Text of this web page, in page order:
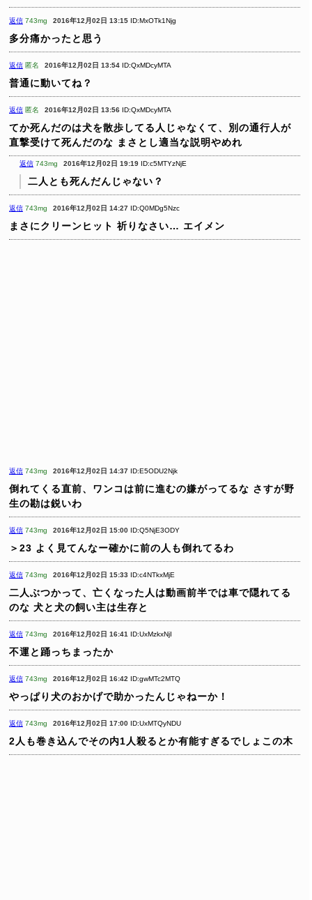
返信 743mg 2016年12月02日 13:15 ID:MxOTk1Njg
多分痛かったと思う
返信 匿名 2016年12月02日 13:54 ID:QxMDcyMTA
普通に動いてね？
返信 匿名 2016年12月02日 13:56 ID:QxMDcyMTA
てか死んだのは犬を散歩してる人じゃなくて、別の通行人が
直撃受けて死んだのな まさとし適当な説明やめれ
返信 743mg 2016年12月02日 19:19 ID:c5MTYzNjE
二人とも死んだんじゃない？
返信 743mg 2016年12月02日 14:27 ID:Q0MDg5Nzc
まさにクリーンヒット 祈りなさい… エイメン
返信 743mg 2016年12月02日 14:37 ID:E5ODU2Njk
倒れてくる直前、ワンコは前に進むの嫌がってるな さすが野
生の勘は鋭いわ
返信 743mg 2016年12月02日 15:00 ID:Q5NjE3ODY
＞23 よく見てんなー確かに前の人も倒れてるわ
返信 743mg 2016年12月02日 15:33 ID:c4NTkxMjE
二人ぶつかって、亡くなった人は動画前半では車で隠れてる
のな 犬と犬の飼い主は生存と
返信 743mg 2016年12月02日 16:41 ID:UxMzkxNjI
不運と踊っちまったか
返信 743mg 2016年12月02日 16:42 ID:gwMTc2MTQ
やっぱり犬のおかげで助かったんじゃねーか！
返信 743mg 2016年12月02日 17:00 ID:UxMTQyNDU
2人も巻き込んでその内1人殺るとか有能すぎるでしょこの木